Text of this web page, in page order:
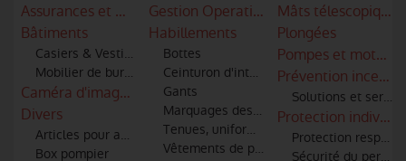
Assurances et mutuelles
Bâtiments
Casiers & Vestiaires
Mobilier de bureau
Caméra d'imagerie thermique - infra rouge
Divers
Articles pour amicale
Box pompier
Gestion Operationnelle
Habillements
Bottes
Ceinturon d'intervention
Gants
Marquages des articles textiles
Tenues, uniformes
Vêtements de protection, scaphandres
Mâts télescopiques
Plongées
Pompes et
Prévention incendie
Solutions et
Protection
Protection
Sécurité du